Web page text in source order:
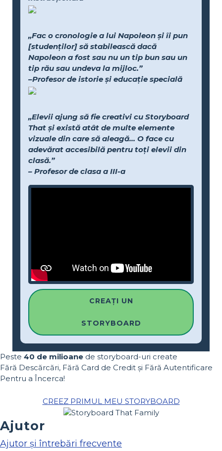
„Fac o cronologie a lui Napoleon și îi pun
[studenților] să stabilească dacă
Napoleon a fost sau nu un tip bun sau un
tip rău sau undeva la mijloc.”
–Profesor de istorie și educație specială
„Elevii ajung să fie creativi cu Storyboard
That și există atât de multe elemente
vizuale din care să aleagă... O face cu
adevărat accesibilă pentru toți elevii din
clasă.”
– Profesor de clasa a III-a
CREAȚI UN
STORYBOARD
Peste 40 de milioane de storyboard-uri create
Fără Descărcări, Fără Card de Credit și Fără Autentificare
Pentru a Încerca!
CREEZ PRIMUL MEU STORYBOARD
Ajutor
Ajutor și întrebări frecvente